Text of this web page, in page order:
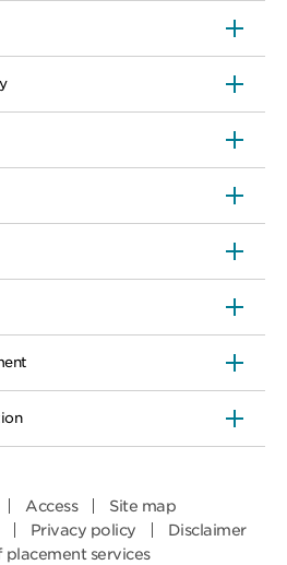
Access
Site map
Privacy policy
Disclaimer
placement services